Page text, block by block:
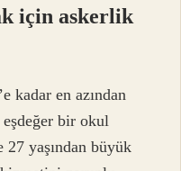
için askerlik
kadar en azından
bir okul
yaşından büyük